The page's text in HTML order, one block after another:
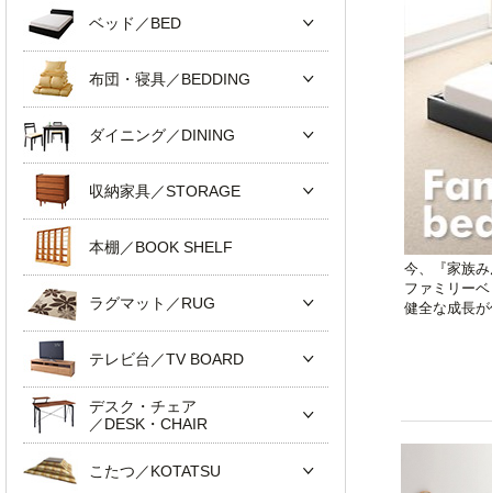
今、『家族
ファミリー
健全な成長
ベッド／BED
布団・寝具／BEDDING
ダイニング／DINING
収納家具／STORAGE
本棚／BOOK SHELF
ラグマット／RUG
テレビ台／TV BOARD
デスク・チェア
／DESK・CHAIR
こたつ／KOTATSU